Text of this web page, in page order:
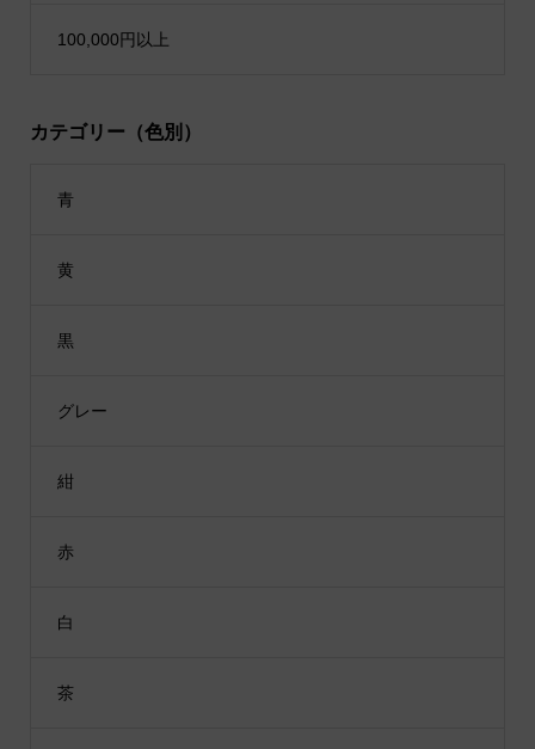
100,000円以上
カテゴリー（色別）
青
黄
黒
グレー
紺
赤
白
茶